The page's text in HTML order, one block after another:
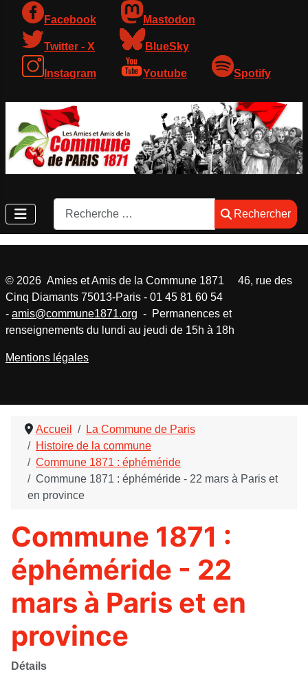
Facebook Mastodon
Twitter - X BlueSky
Instagram Youtube Spotify
Rechercher
Rechercher
Accueil
La Commune de Paris
Histoire de la commune
Commune 1871 : éphéméride
Commune 1871 : éphéméride - 22 mars à Paris et
en province
Commune 1871 :
éphéméride - 22
mars à Paris et en
province
Détails
© 2026 Amies et Amis de la Commune 1871 46, rue des
Cinq Diamants 75013-Paris - 01 45 81 60 54
- amis@commune1871.org - Permanences et
renseignements du lundi au jeudi de 15h à 18h
Mentions légales